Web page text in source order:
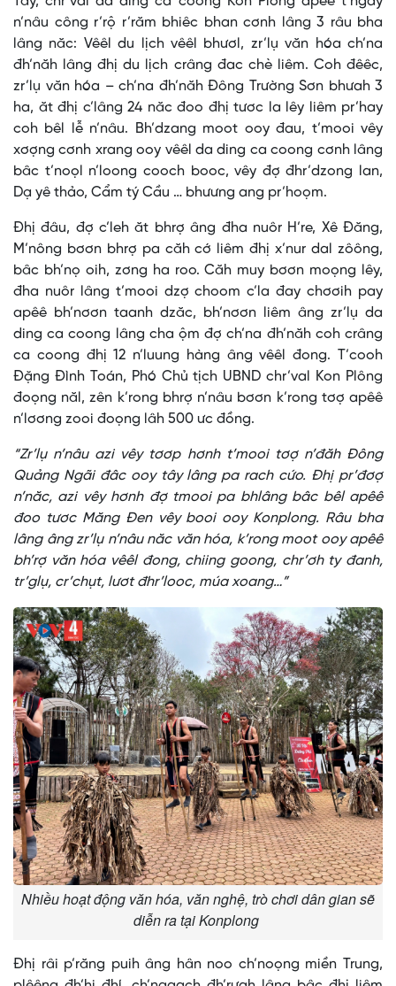
n’nâu công r’rộ r’răm bhiêc bhan cơnh lâng 3 râu bha
lâng năc: Vêêl du lịch vêêl bhươl, zr’lụ văn hóa ch’na
đh’năh lâng đhị du lịch crâng đac chè liêm. Coh đêêc,
zr’lụ văn hóa – ch’na đh’năh Đông Trường Sơn bhưah 3
ha, ăt đhị c’lâng 24 năc đoo đhị tươc la lêy liêm pr’hay
coh bêl lễ n’nâu. Bh’dzang moot ooy đau, t’mooi vêy
xơợng cơnh xrang ooy vêêl da ding ca coong cơnh lâng
bâc t’noọl n’loong cooch booc, vêy đợ đhr’dzong lan,
Dạ yê thảo, Cẩm tý Cầu … bhưưng ang pr’hoọm.
Đhị đâu, đợ c’leh ăt bhrợ âng đha nuôr H’re, Xê Đăng,
M’nông bơơn bhrợ pa căh cớ liêm đhị x’nur dal zôông,
bâc bh’nọ oih, zơng ha roo. Căh muy bơơn moọng lêy,
đha nuôr lâng t’mooi dzợ choom c’la đay chơơih pay
apêê bh’nơơn taanh dzăc, bh’nơơn liêm âng zr’lụ da
ding ca coong lâng cha ộm đợ ch’na đh’năh coh crâng
ca coong đhị 12 n’luung hàng âng vêêl đong. T’cooh
Đặng Đình Toán, Phó Chủ tịch UBND chr’val Kon Plông
đoọng năl, zên k’rong bhrợ n’nâu bơơn k’rong tơợ apêê
n’lơơng zooi đoọng lâh 500 ưc đồng.
“Zr’lụ n’nâu azi vêy tơơp hơnh t’mooi tơợ n’đăh Đông
Quảng Ngãi đâc ooy tây lâng pa rach cứo. Đhị pr’đơợ
n’năc, azi vêy hơnh đợ tmooi pa bhlâng bâc bêl apêê
đoo tươc Măng Đen vêy booi ooy Konplong. Râu bha
lâng âng zr’lụ n’nâu năc văn hóa, k’rong moot ooy apêê
bh’rợ văn hóa vêêl đong, chiing goong, chr’ơh ty đanh,
tr’glụ, cr’chụt, lươt đhr’looc, múa xoang…”
Nhiều hoạt động văn hóa, văn nghệ, trò chơi dân gian sẽ
diễn ra tại Konplong
Đhị râi p’răng puih âng hân noo ch’noọng miền Trung,